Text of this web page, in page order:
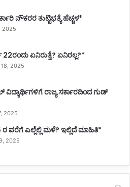
ನೌಕರರ ತುಟ್ಟಿಭತ್ಯೆ ಹೆಚ್ಚಳ*
2025
ಏನಿರುತ್ತೆ? ಏನಿರಲ್ಲ?*
2025
ರಾಜ್ಯ ಸರ್ಕಾರದಿಂದ ಗುಡ್
2025
ವರೆಗೆ ಎಲ್ಲೆಲ್ಲಿ ಮಳೆ? ಇಲ್ಲಿದೆ ಮಾಹಿತಿ*
2025